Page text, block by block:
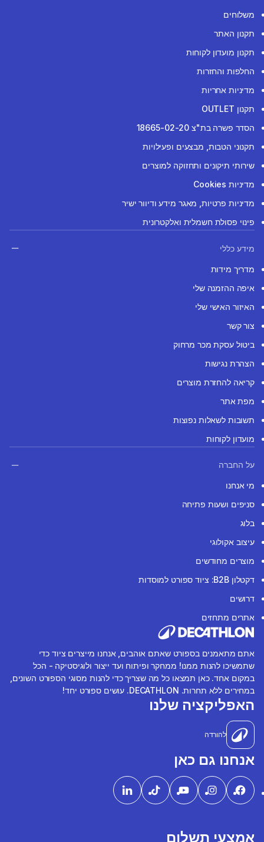
משלוחים
תקנון האתר
תקנון מועדון לקוחות
החלפות והחזרות
מדיניות אחריות
תקנון OUTLET
הסדר פשרה בת"צ 18665-02-20
תקנוני הטבות, מבצעים ופעילויות
שירותי תיקונים ותחזוקה למוצרים
מדיניות Cookies
מדיניות פרטיות, מאגר מידע ודיוור ישיר
פינוי פסולת חשמלית ואלקטרונית
מידע כללי
מדריך מידות
איפה ההזמנה שלי
האיזור האישי שלי
צור קשר
ביטול עסקת מכר מרחוק
הצהרת נגישות
קריאה להחזרת מוצרים
מפת אתר
תשובות לשאלות נפוצות
מועדון לקוחות
על החברה
מי אנחנו
סניפים ושעות פתיחה
בלוג
עיצוב אקולוגי
מוצרים מחודשים
דקטלון B2B: ציוד ספורט למוסדות
דרושים
אתרים מתחזים
אתם מתאמנים בספורט שאתם אוהבים, אנחנו מייצרים ציוד כדי
שתמשיכו להנות ממנו! ממחקר ופיתוח ועד ייצור ולוגיסטיקה - הכל
במקום אחד. כאן תמצאו כל מה שצריך כדי להנות מסוגי הספורט השונים,
במחירים ללא תחרות. DECATHLON. עושים ספורט יחד!
האפליקציה שלנו
להורדה
אנחנו גם כאן
אמצעי תשלום